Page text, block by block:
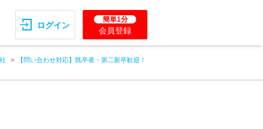
ログイン
簡単1分
会員登録
【問い合わせ対応】既卒者・第二新卒歓迎！